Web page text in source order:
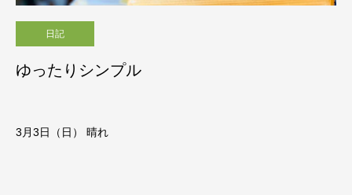
日記
ゆったりシンプル
3月3日（日） 晴れ